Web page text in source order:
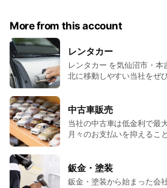
More from this account
レンタカー
レンタカー を気仙沼市・
北に移動しやすい当社をぜ
中古車販売
当社の中古車は低金利で最
月々のお支払いを抑えるこ
鈑金・塗装
鈑金・塗装から始まった会